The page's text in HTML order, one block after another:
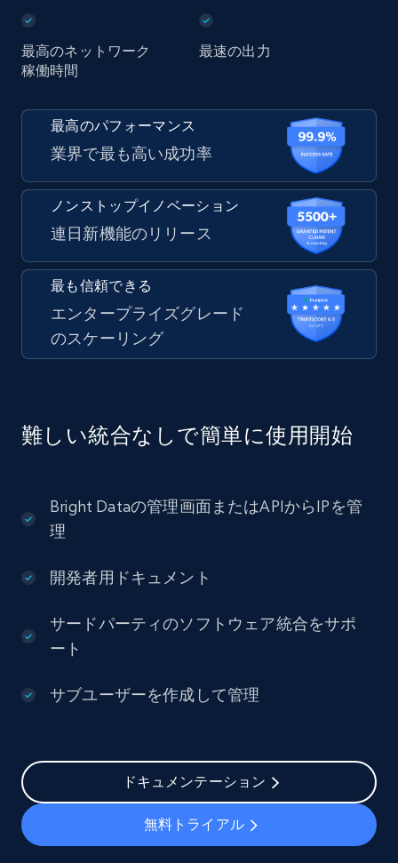
最高のネットワーク
稼働時間
最速の出力
最高のパフォーマンス
業界で最も高い成功率
ノンストップイノベーション
連日新機能のリリース
最も信頼できる
エンタープライズグレード
のスケーリング
難しい統合なしで簡単に使用開始
Bright Dataの管理画面またはAPIからIPを管
理
開発者用ドキュメント
サードパーティのソフトウェア統合をサポ
ート
サブユーザーを作成して管理
ドキュメンテーション
無料トライアル